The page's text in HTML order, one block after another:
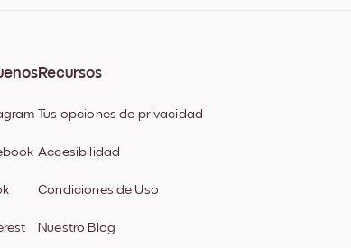
Recursos
Tus opciones de privacidad
Accesibilidad
Condiciones de Uso
Nuestro Blog